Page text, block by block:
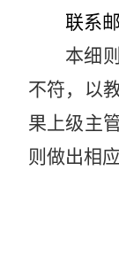
联系邮
本细
不符，以
果上级主
则做出相